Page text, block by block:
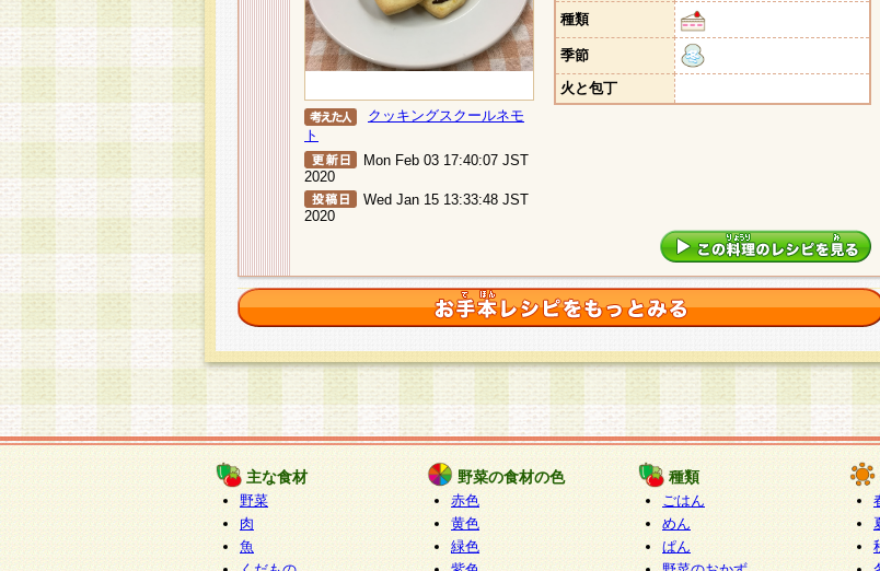
クッキングスクールネモ
ト
Mon Feb 03 17:40:07 JST
2020
Wed Jan 15 13:33:48 JST
2020
種類
季節
火と包丁
主な食材
野菜
肉
魚
野菜の食材の色
赤色
黄色
緑色
種類
ごはん
めん
ぱん